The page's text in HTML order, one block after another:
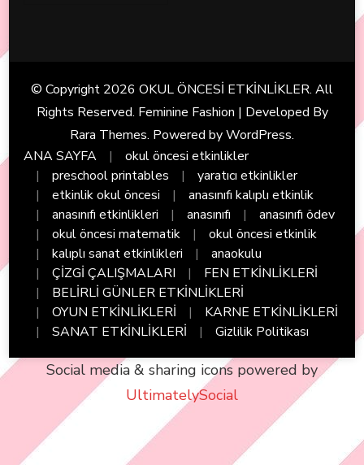
© Copyright 2026 OKUL ÖNCESİ ETKİNLİKLER. All
Rights Reserved. Feminine Fashion | Developed By
Rara Themes. Powered byWordPress.
ANA SAYFA
okul öncesi etkinlikler
preschool printables
yaratıcı etkinlikler
etkinlik okul öncesi
anasınıfı kalıplı etkinlik
anasınıfı etkinlikleri
anasınıfı
anasınıfı ödev
okul öncesi matematik
okul öncesi etkinlik
kalıplı sanat etkinlikleri
anaokulu
ÇİZGİ ÇALIŞMALARI
FEN ETKİNLİKLERİ
BELİRLİ GÜNLER ETKİNLİKLERİ
OYUN ETKİNLİKLERİ
KARNE ETKİNLİKLERİ
SANAT ETKİNLİKLERİ
Gizlilik Politikası
Social media & sharing icons powered by
UltimatelySocial